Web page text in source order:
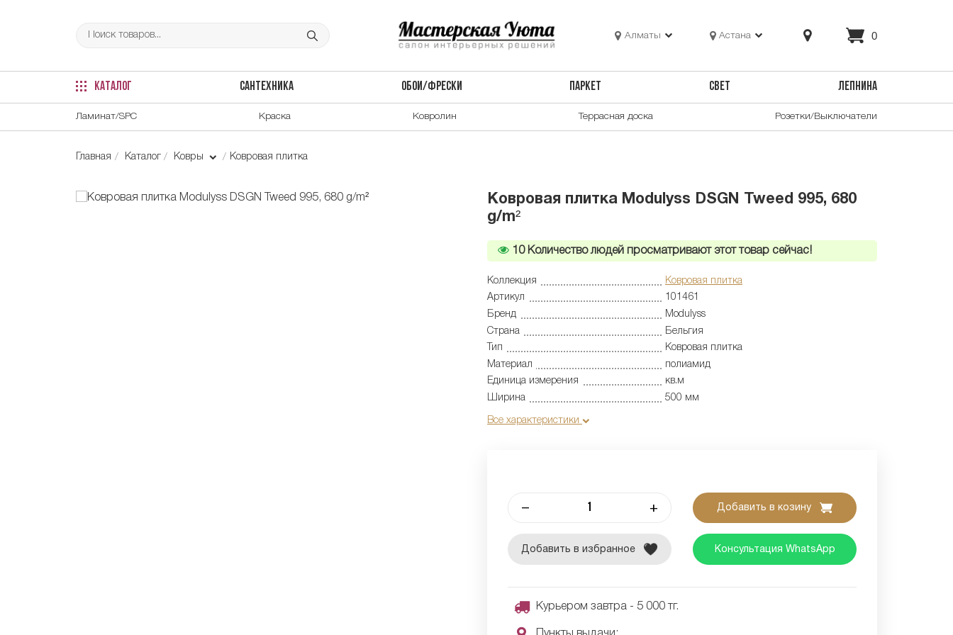
Алматы Астана 0
КАТАЛОГ САНТЕХНИКА ОБОИ/ФРЕСКИ ПАРКЕТ СВЕТ ЛЕПНИНА
Ламинат/SPC Краска Ковролин Террасная доска Розетки/Выключатели
Главная Каталог Ковры Ковровая плитка
Ковровая плитка Modulyss DSGN Tweed 995, 680
g/m²
10Количество людей просматривают этот товар сейчас!
Коллекция
Ковровая плитка
Артикул
101461
Бренд
Modulyss
Страна
Бельгия
Тип
Ковровая плитка
Материал
полиамид
Единица измерения
кв.м
Ширина
500 мм
Все характеристики
– + Добавить в козину
Добавить в избранное Консультация WhatsApp
Курьером завтра - 5 000 тг.